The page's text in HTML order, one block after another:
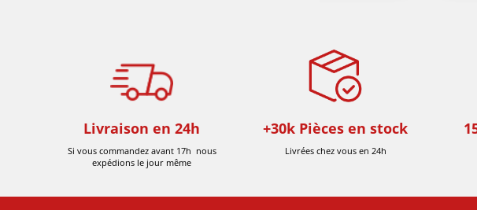
Livraison en 24h
Si vous commandez avant 17h nous
expédions le jour même
+30k Pièces en stock
Livrées chez vous en 24h